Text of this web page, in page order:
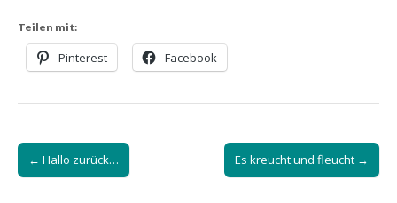
Teilen mit:
Pinterest Facebook
Post
navigation
← Hallo zurück… Es kreucht und fleucht →